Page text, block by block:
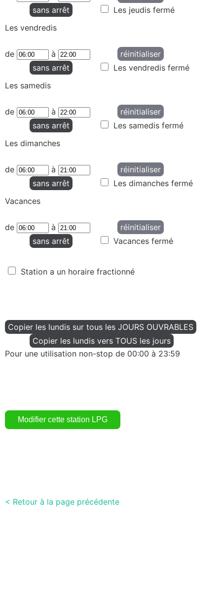
sans arrêt
Les jeudis fermé
Les vendredis
de à
réinitialiser
sans arrêt
Les vendredis fermé
Les samedis
de à
réinitialiser
sans arrêt
Les samedis fermé
Les dimanches
de à
réinitialiser
sans arrêt
Les dimanches fermé
Vacances
de à
réinitialiser
sans arrêt
Vacances fermé
Station a un horaire fractionné
Copier les lundis sur tous les JOURS OUVRABLES
Copier les lundis vers TOUS les jours
Pour une utilisation non-stop de 00:00 à 23:59
< Retour à la page précédente